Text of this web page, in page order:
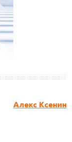
Алекс Ксенин